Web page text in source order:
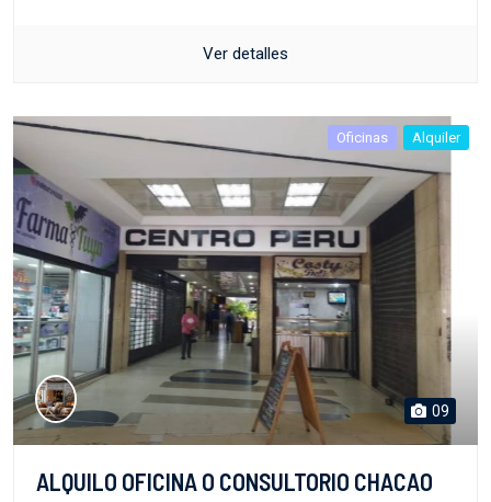
Ver detalles
Oficinas Alquiler
09
ALQUILO OFICINA O CONSULTORIO CHACAO